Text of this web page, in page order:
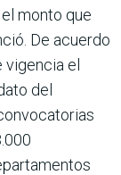
monto que
De acuerdo
el
del